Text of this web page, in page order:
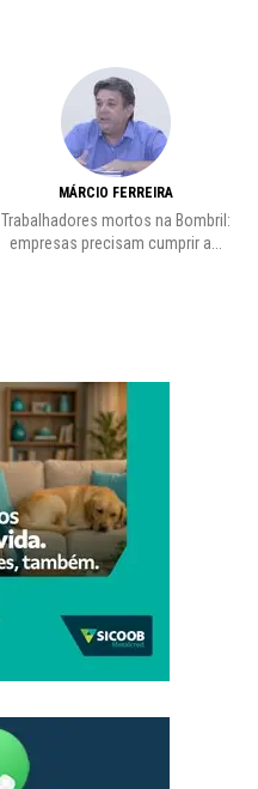
MÁRCIO FERREIRA
Trabalhadores mortos na Bombril:
empresas precisam cumprir a...